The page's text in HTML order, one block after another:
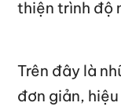
thiện trình độ
Trên đây là
đơn giản,